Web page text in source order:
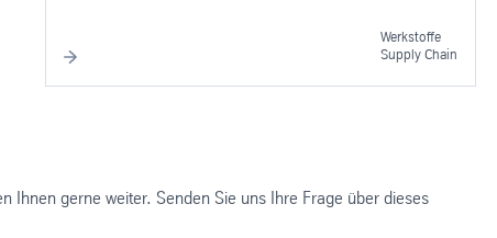
Werkstoffe
Supply Chain
Ihnen gerne weiter. Senden Sie uns Ihre Frage über dieses